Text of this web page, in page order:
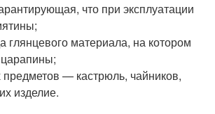
что при эксплуатации
глянцевого материала, на котором
предметов — кастрюль, чайников,
изделие.